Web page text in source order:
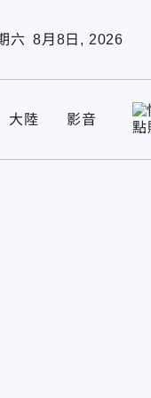
六 8月8日, 2026
大陸 影音